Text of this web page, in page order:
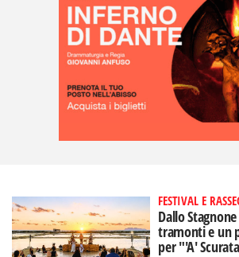
FESTIVAL E
Dallo
tramonti e un
per "'A'